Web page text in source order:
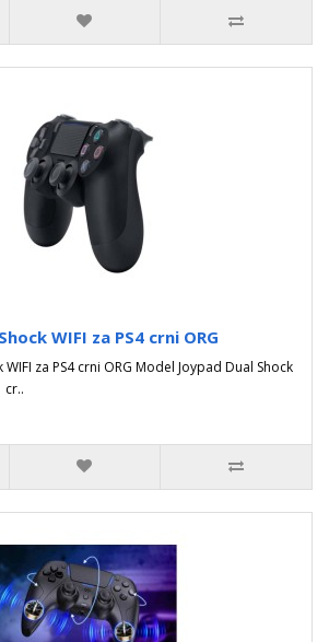
WIFI za PS4 crni ORG
za PS4 crni ORG Model Joypad Dual Shock
cr..